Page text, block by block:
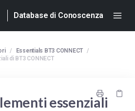
Database di Conoscenza
/ Essentials BT3 CONNECT /
di BT3 CONNECT
essenziali